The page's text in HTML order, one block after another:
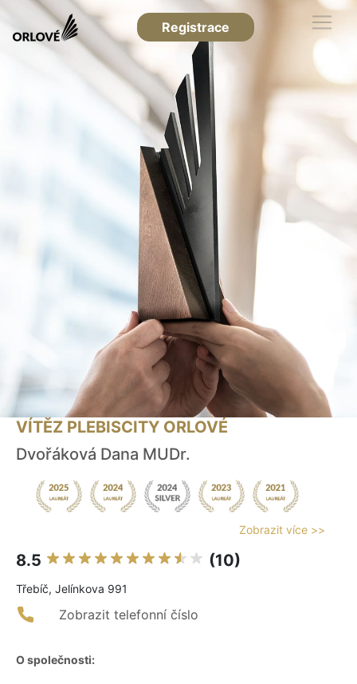
Registrace
VÍTĚZ PLEBISCITY ORLOVÉ
Dvořáková Dana MUDr.
Zobrazit více >>
8.5 (10)
Třebíč, Jelínkova 991
Zobrazit telefonní číslo
O společnosti: